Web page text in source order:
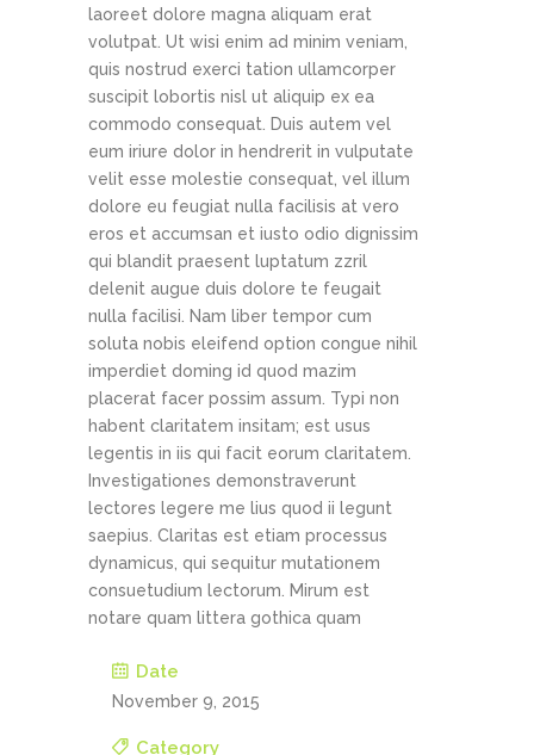
laoreet dolore magna aliquam erat
volutpat. Ut wisi enim ad minim veniam,
quis nostrud exerci tation ullamcorper
suscipit lobortis nisl ut aliquip ex ea
commodo consequat. Duis autem vel
eum iriure dolor in hendrerit in vulputate
velit esse molestie consequat, vel illum
dolore eu feugiat nulla facilisis at vero
eros et accumsan et iusto odio dignissim
qui blandit praesent luptatum zzril
delenit augue duis dolore te feugait
nulla facilisi. Nam liber tempor cum
soluta nobis eleifend option congue nihil
imperdiet doming id quod mazim
placerat facer possim assum. Typi non
habent claritatem insitam; est usus
legentis in iis qui facit eorum claritatem.
Investigationes demonstraverunt
lectores legere me lius quod ii legunt
saepius. Claritas est etiam processus
dynamicus, qui sequitur mutationem
consuetudium lectorum. Mirum est
notare quam littera gothica quam
Date
November 9, 2015
Category